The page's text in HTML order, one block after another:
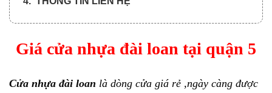
Giá cửa nhựa đài loan tại quận 5
Cửa nhựa đài loan là dòng cửa giá rẻ ,ngày càng được